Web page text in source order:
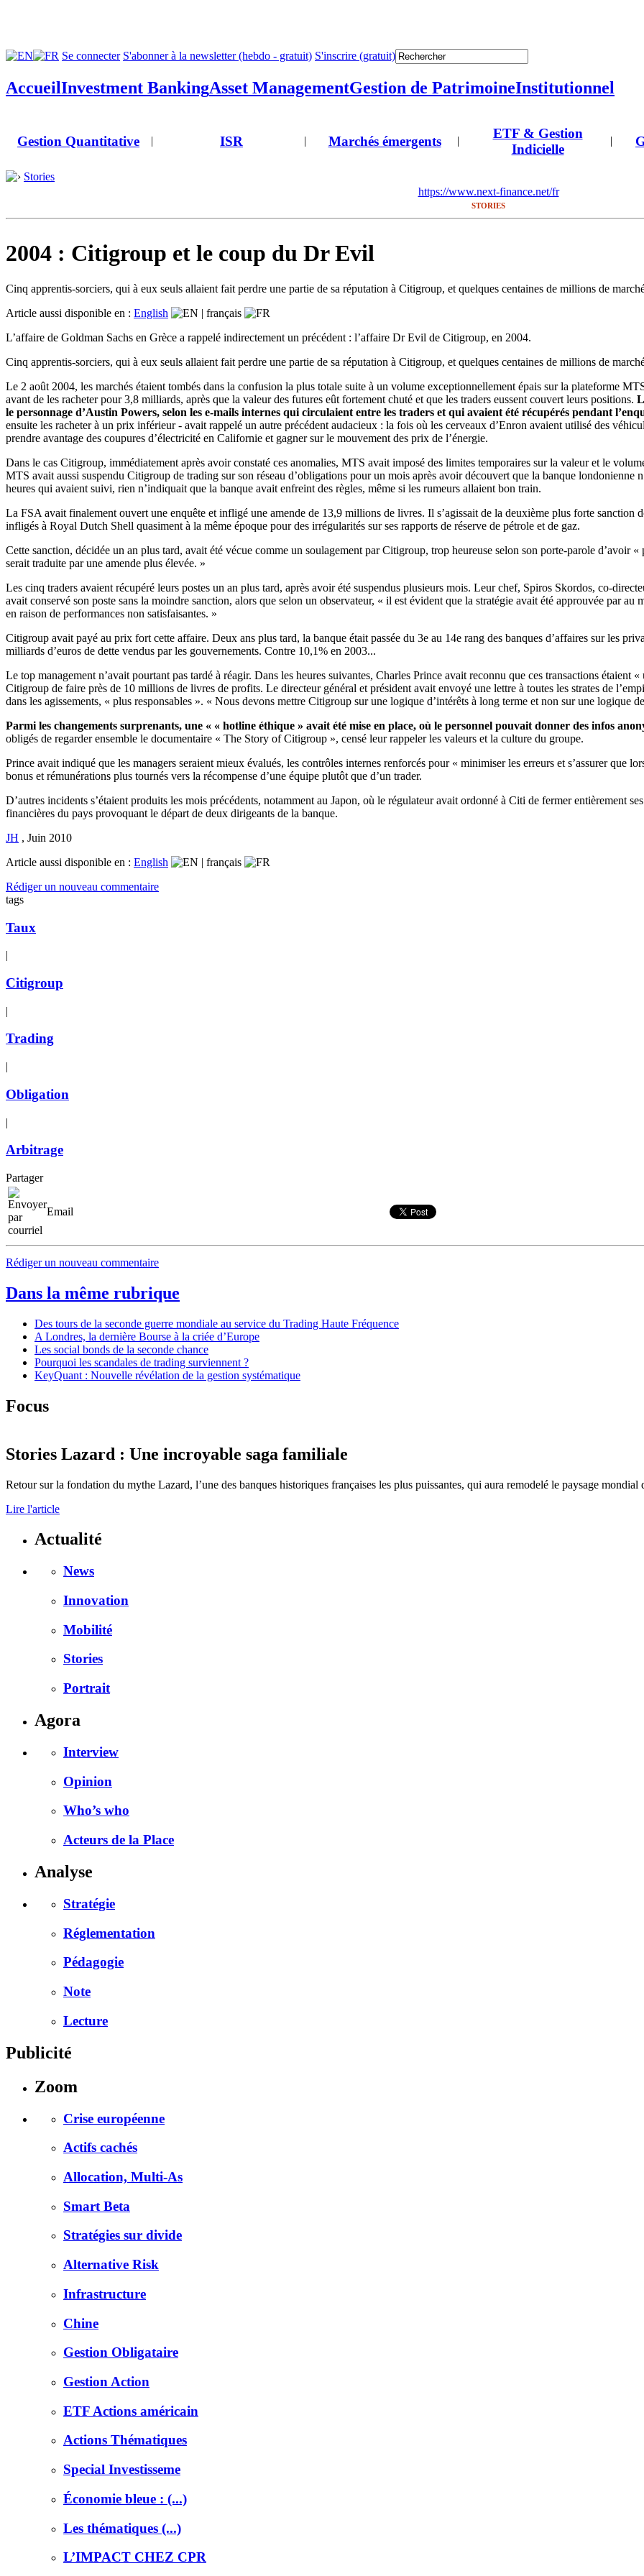
Se connecter S'abonner à la newsletter (hebdo - gratuit) S'inscrire (gratuit)
AccueilInvestment BankingAsset ManagementGestion de PatrimoineInstitutionnel
Gestion Quantitative | ISR | Marchés émergents |
ETF & Gestion
Indicielle
|
Stories
https://www.next-finance.net/fr
STORIES
2004 : Citigroup et le coup du Dr Evil
Cinq apprentis-sorciers, qui à eux seuls allaient fait perdre une partie de sa réputation à Citigroup, et quelques centaines de millions de
Article aussi disponible en : English | français
L’affaire de Goldman Sachs en Grèce a rappelé indirectement un précédent : l’affaire Dr Evil de Citigroup, en 2004.
Cinq apprentis-sorciers, qui à eux seuls allaient fait perdre une partie de sa réputation à Citigroup, et quelques centaines de millions de
Le 2 août 2004, les marchés étaient tombés dans la confusion la plus totale suite à un volume exceptionnellement épais sur la plateforme
avant de les racheter pour 3,8 milliards, après que la valeur des futures eût fortement chuté et que les traders eussent couvert leurs positions.
le personnage d’Austin Powers, selon les e-mails internes qui circulaient entre les traders et qui avaient été récupérés pendant
ensuite les racheter à un prix inférieur - avait rappelé un autre précédent audacieux : la fois où les cerveaux d’Enron avaient utilisé des
prendre avantage des coupures d’électricité en Californie et gagner sur le mouvement des prix de l’énergie.
Dans le cas Citigroup, immédiatement après avoir constaté ces anomalies, MTS avait imposé des limites temporaires sur la valeur et le
MTS avait aussi suspendu Citigroup de trading sur son réseau d’obligations pour un mois après avoir découvert que la banque londonienne
heures qui avaient suivi, rien n’indiquait que la banque avait enfreint des règles, même si les rumeurs allaient bon train.
La FSA avait finalement ouvert une enquête et infligé une amende de 13,9 millions de livres. Il s’agissait de la deuxième plus forte
infligés à Royal Dutch Shell quasiment à la même époque pour des irrégularités sur ses rapports de réserve de pétrole et de gaz.
Cette sanction, décidée un an plus tard, avait été vécue comme un soulagement par Citigroup, trop heureuse selon son porte-parole d’avoir
serait traduite par une amende plus élevée. »
Les cinq traders avaient récupéré leurs postes un an plus tard, après avoir été suspendus plusieurs mois. Leur chef, Spiros Skordos, co-
avait conservé son poste sans la moindre sanction, alors que selon un observateur, « il est évident que la stratégie avait été approuvée par
en raison de performances non satisfaisantes. »
Citigroup avait payé au prix fort cette affaire. Deux ans plus tard, la banque était passée du 3e au 14e rang des banques d’affaires sur les
milliards d’euros de dette vendus par les gouvernements. Contre 10,1% en 2003...
Le top management n’avait pourtant pas tardé à réagir. Dans les heures suivantes, Charles Prince avait reconnu que ces transactions étaient
Citigroup de faire près de 10 millions de livres de profits. Le directeur général et président avait envoyé une lettre à toutes les strates de
dans les agissements, « plus responsables ». « Nous devons mettre Citigroup sur une logique d’intérêts à long terme et non sur une logique
Parmi les changements surprenants, une « « hotline éthique » avait été mise en place, où le personnel pouvait donner des infos
obligés de regarder ensemble le documentaire « The Story of Citigroup », censé leur rappeler les valeurs et la culture du groupe.
Prince avait indiqué que les managers seraient mieux évalués, les contrôles internes renforcés pour « minimiser les erreurs et s’assurer que
bonus et rémunérations plus tournés vers la récompense d’une équipe plutôt que d’un trader.
D’autres incidents s’étaient produits les mois précédents, notamment au Japon, où le régulateur avait ordonné à Citi de fermer entièrement
financières du pays provoquant le départ de deux dirigeants de la banque.
JH , Juin 2010
Article aussi disponible en : English | français
Rédiger un nouveau commentaire
tags
Taux
|
Citigroup
|
Trading
|
Obligation
|
Arbitrage
Partager
Email
Rédiger un nouveau commentaire
Dans la même rubrique
Des tours de la seconde guerre mondiale au service du Trading Haute Fréquence
A Londres, la dernière Bourse à la criée d’Europe
Les social bonds de la seconde chance
Pourquoi les scandales de trading surviennent ?
KeyQuant : Nouvelle révélation de la gestion systématique
Focus
Stories Lazard : Une incroyable saga familiale
Retour sur la fondation du mythe Lazard, l’une des banques historiques françaises les plus puissantes, qui aura remodelé le paysage mondial
Lire l'article
Actualité
News
Innovation
Mobilité
Stories
Portrait
Agora
Interview
Opinion
Who’s who
Acteurs de la Place
Analyse
Stratégie
Réglementation
Pédagogie
Note
Lecture
Publicité
Zoom
Crise européenne
Actifs cachés
Allocation, Multi-As
Smart Beta
Stratégies sur divide
Alternative Risk
Infrastructure
Chine
Gestion Obligataire
Gestion Action
ETF Actions américain
Actions Thématiques
Special Investisseme
Économie bleue : (...)
Les thématiques (...)
L’IMPACT CHEZ CPR